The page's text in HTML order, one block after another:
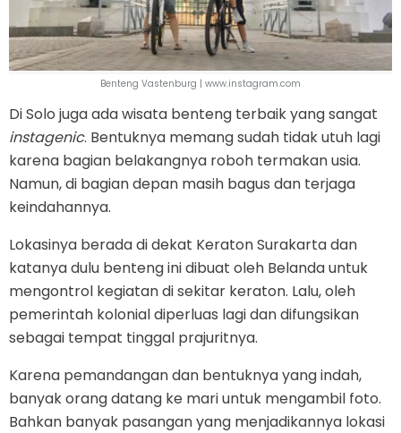
Benteng Vastenburg | www.instagram.com
Di Solo juga ada wisata benteng terbaik yang sangat
instagenic. Bentuknya memang sudah tidak utuh lagi
karena bagian belakangnya roboh termakan usia.
Namun, di bagian depan masih bagus dan terjaga
keindahannya.
Lokasinya berada di dekat Keraton Surakarta dan
katanya dulu benteng ini dibuat oleh Belanda untuk
mengontrol kegiatan di sekitar keraton. Lalu, oleh
pemerintah kolonial diperluas lagi dan difungsikan
sebagai tempat tinggal prajuritnya.
Karena pemandangan dan bentuknya yang indah,
banyak orang datang ke mari untuk mengambil foto.
Bahkan banyak pasangan yang menjadikannya lokasi